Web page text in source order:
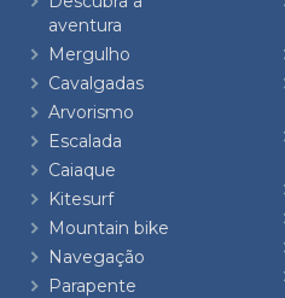
aventura
Mergulho
Cavalgadas
Arvorismo
Escalada
Caiaque
Kitesurf
Mountain bike
Navegação
Parapente